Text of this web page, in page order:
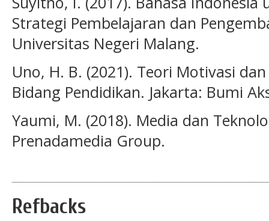
Strategi Pembelajaran dan
Universitas Negeri Malang.
Uno, H. B. (2021). Teori Motivasi
Bidang Pendidikan. Jakarta: Bumi
Yaumi, M. (2018). Media dan
Prenadamedia Group.
Refbacks